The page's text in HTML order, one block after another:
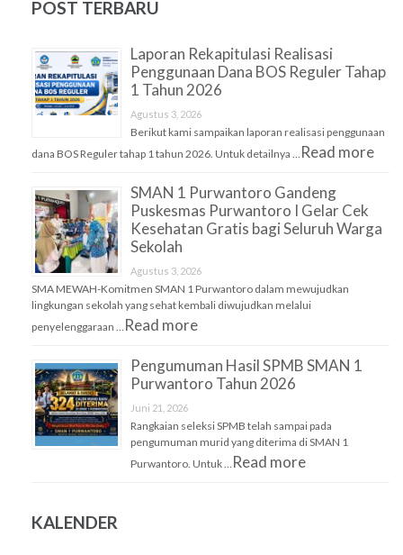
POST TERBARU
Laporan Rekapitulasi Realisasi
Penggunaan Dana BOS Reguler Tahap
1 Tahun 2026
Agustus 3, 2026
Berikut kami sampaikan laporan realisasi penggunaan
dana BOS Reguler tahap 1 tahun 2026. Untuk detailnya …
Read more
SMAN 1 Purwantoro Gandeng
Puskesmas Purwantoro I Gelar Cek
Kesehatan Gratis bagi Seluruh Warga
Sekolah
Agustus 3, 2026
SMA MEWAH-Komitmen SMAN 1 Purwantoro dalam mewujudkan
lingkungan sekolah yang sehat kembali diwujudkan melalui
penyelenggaraan …
Read more
Pengumuman Hasil SPMB SMAN 1
Purwantoro Tahun 2026
Juni 21, 2026
Rangkaian seleksi SPMB telah sampai pada
pengumuman murid yang diterima di SMAN 1
Purwantoro. Untuk …
Read more
KALENDER